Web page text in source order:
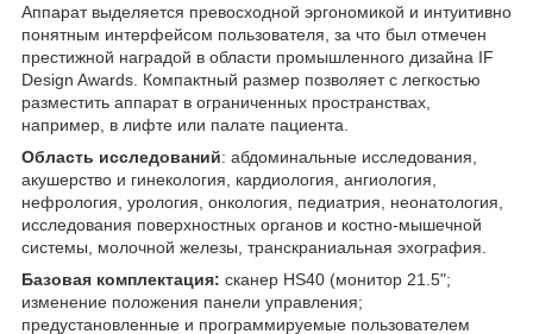
Аппарат выделяется превосходной эргономикой и интуитивно
понятным интерфейсом пользователя, за что был отмечен
престижной наградой в области промышленного дизайна IF
Design Awards. Компактный размер позволяет с легкостью
разместить аппарат в ограниченных пространствах,
например, в лифте или палате пациента.
Область исследований: абдоминальные исследования,
акушерство и гинекология, кардиология, ангиология,
нефрология, урология, онкология, педиатрия, неонатология,
исследования поверхностных органов и костно-мышечной
системы, молочной железы, транскраниальная эхография.
Базовая комплектация: сканер HS40 (монитор 21.5";
изменение положения панели управления;
предустановленные и программируемые пользователем